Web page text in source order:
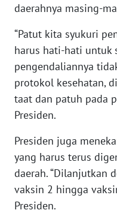
daerahnya masing-
“Patut kita syukuri
harus hati-hati untuk
pengendaliannya
protokol kesehatan,
taat dan patuh pada
Presiden.
Presiden juga
yang harus terus
daerah. “Dilanjutkan
vaksin 2 hingga
Presiden.
WN
WN
JAKARTA
WN
WN
BANTEN
WN
NTT